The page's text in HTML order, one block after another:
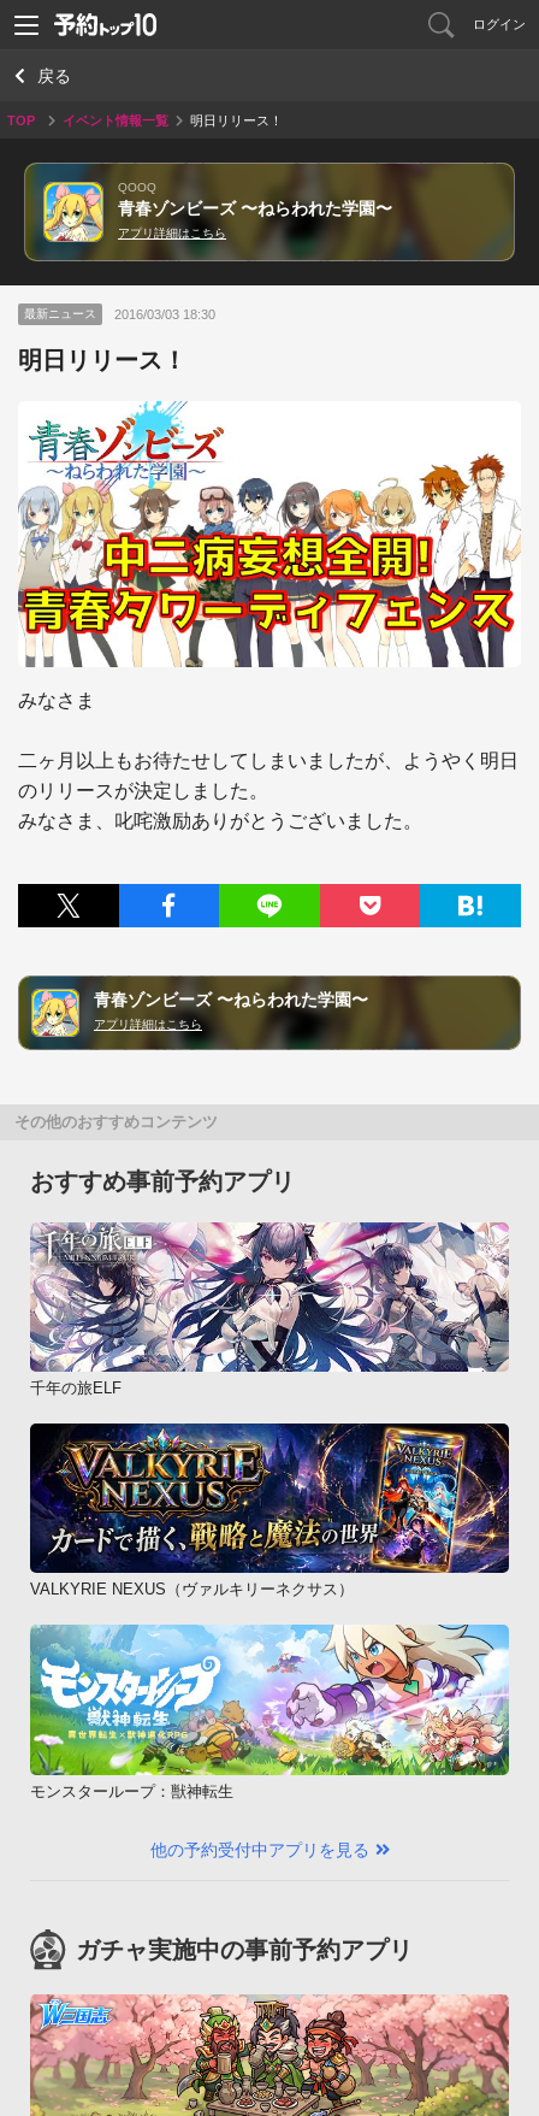
ログイン
戻る
TOP イベント情報一覧 明日リリース！
QOOQ
青春ゾンビーズ 〜ねらわれた学園〜
アプリ詳細はこちら
最新ニュース 2016/03/03 18:30
明日リリース！
みなさま
二ヶ月以上もお待たせしてしまいましたが、ようやく明日
のリリースが決定しました。
青春ゾンビーズ 〜ねらわれた学園〜
アプリ詳細はこちら
その他のおすすめコンテンツ
おすすめ事前予約アプリ
千年の旅ELF
VALKYRIE NEXUS（ヴァルキリーネクサス）
モンスターループ：獣神転生
他の予約受付中アプリを見る
ガチャ実施中の事前予約アプリ